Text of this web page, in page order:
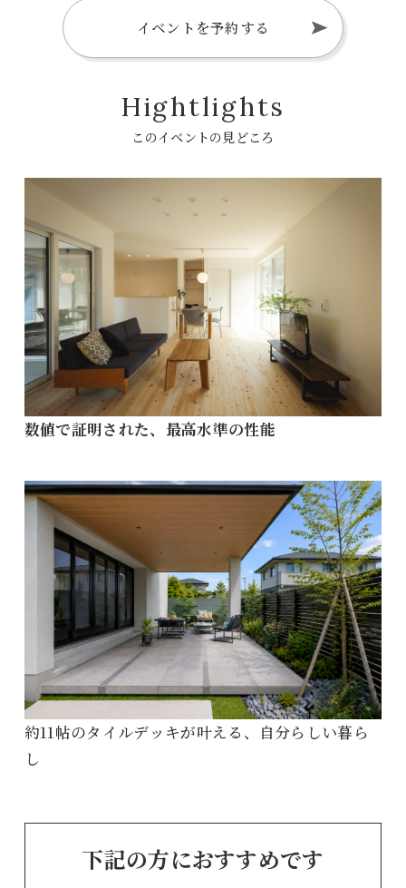
イベントを予約する
Hightlights
このイベントの見どころ
数値で証明された、最高水準の性能
約11帖のタイルデッキが叶える、自分らしい暮ら
し
下記の方におすすめです